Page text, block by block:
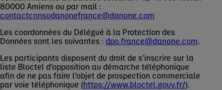
80000 Amiens ou par mail :
contactconsodanonefrance@danone.com
Les coordonnées du Délégué à la Protection des
Données sont les suivantes : dpo.france@danone.com.
Les participants disposent du droit de s’inscrire sur la
liste Bloctel d’opposition au démarche téléphonique
afin de ne pas faire l’objet de prospection commerciale
par voie téléphonique (https://www.bloctel.gouv.fr/).